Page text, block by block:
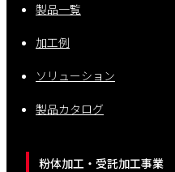
製品一覧
加工例
ソリューション
製品カタログ
粉体加工・受託加工事業